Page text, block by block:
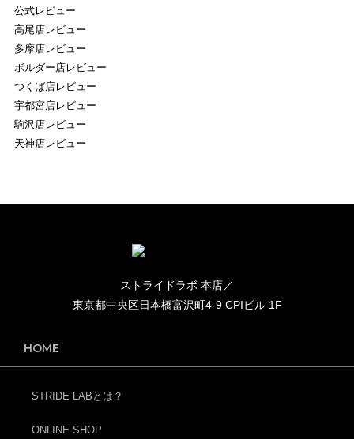
公式レビュー
高尾店レビュー
多摩店レビュー
ボルダー店レビュー
つくば店レビュー
宇都宮店レビュー
駒沢店レビュー
天神店レビュー
ストライドラボ 本店／
東京都中央区日本橋富沢町4-9 CPIビル 1F
HOME
STRIDE LABとは？
ONLINE SHOP